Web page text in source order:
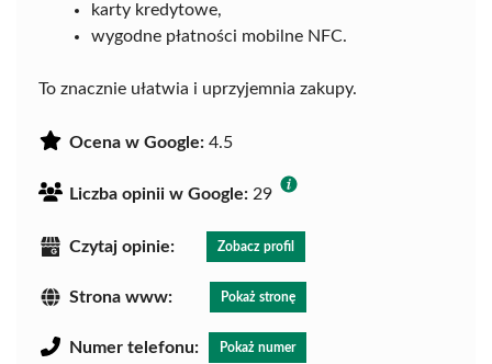
karty kredytowe,
wygodne płatności mobilne NFC.
To znacznie ułatwia i uprzyjemnia zakupy.
Ocena w Google: 4.5
Liczba opinii w Google: 29
Czytaj opinie: Zobacz profil
Strona www: Pokaż stronę
Numer telefonu: Pokaż numer